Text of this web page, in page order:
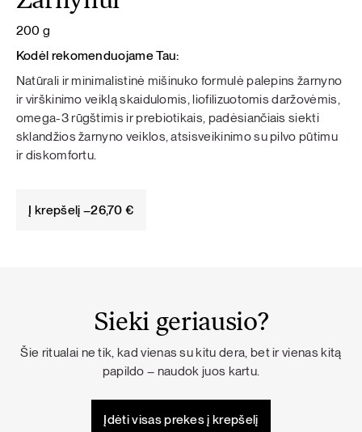
200 g
Kodėl rekomenduojame Tau:
Natūrali ir minimalistinė mišinuko formulė palepins žarnyno
ir virškinimo veiklą skaidulomis, liofilizuotomis daržovėmis,
omega-3 rūgštimis ir prebiotikais, padėsiančiais siekti
sklandžios žarnyno veiklos, atsisveikinimo su pilvo pūtimu
ir diskomfortu.
Į krepšelį –26,70€
Sieki geriausio?
Šie ritualai ne tik, kad vienas su kitu dera, bet ir vienas kitą
papildo – naudok juos kartu.
Įdėti visas prekes į krepšelį